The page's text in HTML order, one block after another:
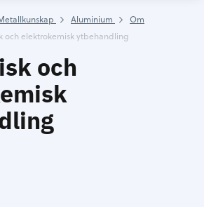
Aluminium
Om
och elektrokemisk ytbehandling
och